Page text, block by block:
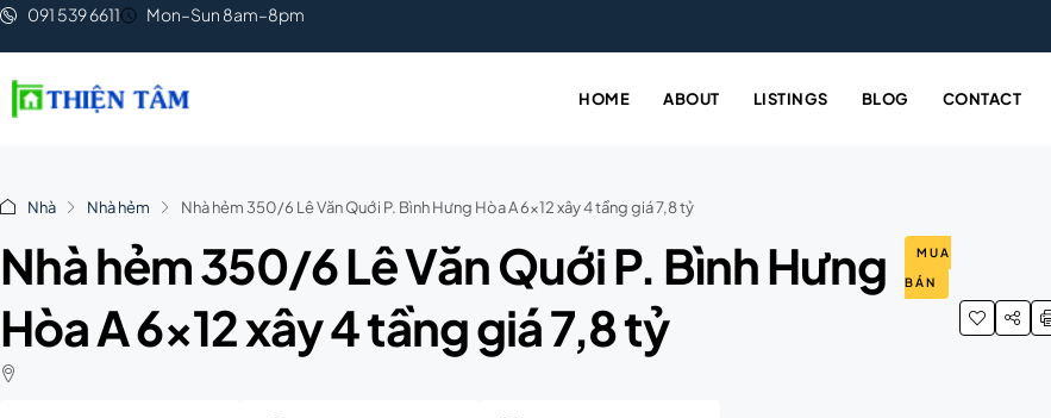
091 539 6611 Mon–Sun 8am–8pm
HOME ABOUT LISTINGS BLOG CONTACT
Nhà Nhà hẻm Nhà hẻm 350/6 Lê Văn Quới P. Bình Hưng Hòa A 6×12 xây 4 tầng giá 7,8 tỷ
Nhà hẻm 350/6 Lê Văn Quới P. Bình Hưng
Hòa A 6×12 xây 4 tầng giá 7,8 tỷ
MUA
BÁN